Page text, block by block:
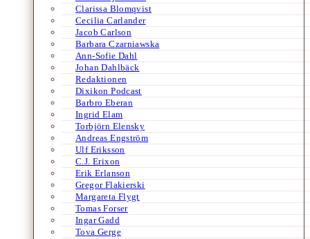
Clarissa Blomqvist
Cecilia Carlander
Jacob Carlson
Barbara Czarniawska
Ann-Sofie Dahl
Johan Dahlbäck
Redaktionen
Dixikon Podcast
Barbro Eberan
Ingrid Elam
Torbjörn Elensky
Andreas Engström
Ulf Eriksson
C.J. Erixon
Erik Erlanson
Gregor Flakierski
Margareta Flygt
Tomas Forser
Ingar Gadd
Tova Gerge